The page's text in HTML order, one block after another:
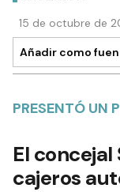
15 de octubre de
Añadir como
PRESENTÓ UN
El
cajeros